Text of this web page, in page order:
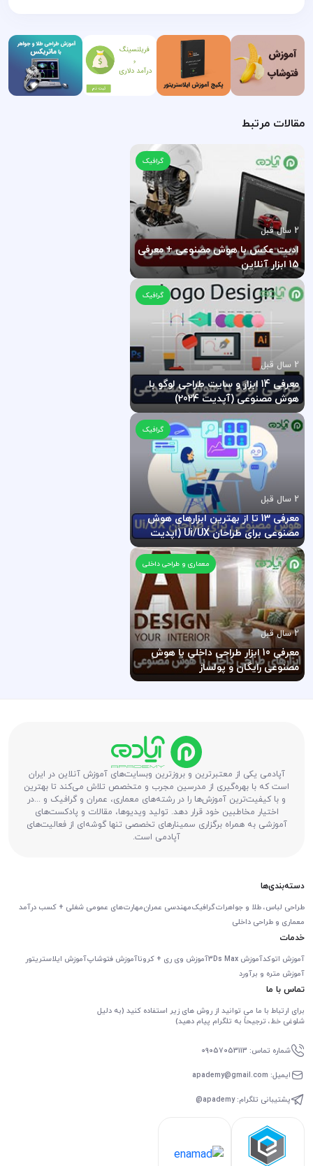
مقالات مرتبط
گرافیک
2 سال قبل
ادیت عکس با هوش مصنوعی + معرفی
15 ابزار آنلاین
گرافیک
2 سال قبل
معرفی 14 ابزار و سایت طراحی لوگو با
هوش مصنوعی (آپدیت 2024)
گرافیک
2 سال قبل
معرفی 13 تا از بهترین ابزارهای هوش
مصنوعی برای طراحان Ui/UX (اپدیت
2024)
معماری و طراحی داخلی
2 سال قبل
معرفی 10 ابزار طراحی داخلی با هوش
مصنوعی رایگان و پولساز
آپادمی یکی از معتبرترین و بروزترین وبسایت‌های آموزش آنلاین در ایران
است که با بهره‌گیری از مدرسین مجرب و متخصص تلاش می‌کند تا بهترین
و با کیفیت‌ترین آموزش‌ها را در رشته‌های معماری، عمران و گرافیک و ...در
اختیار مخاطبین خود قرار دهد. تولید ویدیوها، مقالات و پادکست‌های
آموزشی به همراه برگزاری سمینارهای تخصصی تنها گوشه‌ای از فعالیت‌های
آپادمی است.
دسته‌بندی‌ها
طراحی لباس، طلا و جواهراتگرافیکمهندسی عمرانمهارت‌های عمومی شغلی + کسب درآمد
معماری و طراحی داخلی
خدمات
آموزش اتوکدآموزش 3Ds Max آموزش وی ری + کروناآموزش فتوشاپآموزش ایلاستریتور
آموزش متره و برآورد
تماس با ما
برای ارتباط با ما می توانید از روش های زیر استفاده کنید (به دلیل
شلوغی خط، ترجیحاً به تلگرام پیام دهید)
شماره تماس: 09057053113
ایمیل: apademy@gmail.com
پشتیبانی تلگرام: apademy@